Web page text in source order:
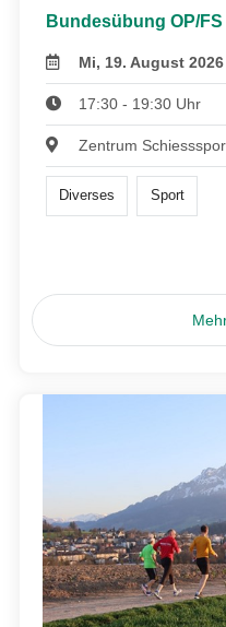
Bundesübung OP/
Mi, 19. August 2026
17:30 - 19:30 Uhr
Zentrum
Diverses Sport